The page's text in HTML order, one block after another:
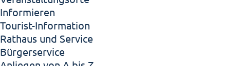
Informieren
Tourist-Information
Rathaus und Service
Bürgerservice